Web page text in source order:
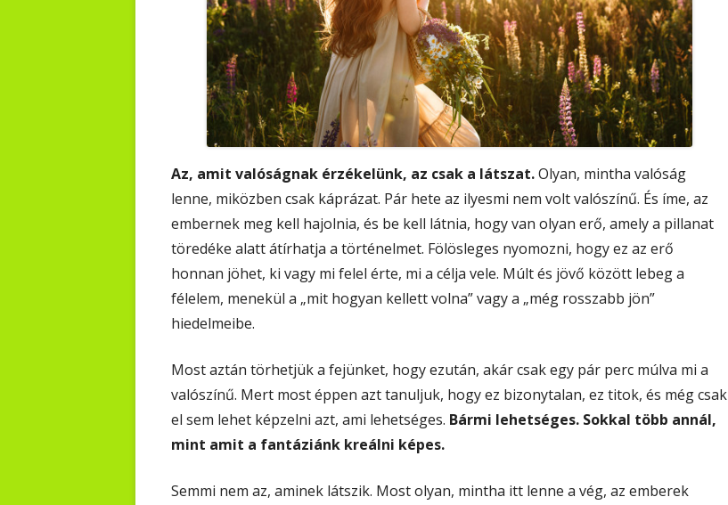
Az, amit valóságnak érzékelünk, az csak a látszat.Olyan, mintha valóság
lenne, miközben csak káprázat. Pár hete az ilyesmi nem volt valószínű. És íme, az
embernek meg kell hajolnia, és be kell látnia, hogy van olyan erő, amely a pillanat
töredéke alatt átírhatja a történelmet. Fölösleges nyomozni, hogy ez az erő
honnan jöhet, ki vagy mi felel érte, mi a célja vele. Múlt és jövő között lebeg a
félelem, menekül a „mit hogyan kellett volna” vagy a „még rosszabb jön”
hiedelmeibe.
Most aztán törhetjük a fejünket, hogy ezután, akár csak egy pár perc múlva mi a
valószínű. Mert most éppen azt tanuljuk, hogy ez bizonytalan, ez titok, és még csak
el sem lehet képzelni azt, ami lehetséges. Bármi lehetséges. Sokkal több annál,
mint amit a fantáziánk kreálni képes.
Semmi nem az, aminek látszik. Most olyan, mintha itt lenne a vég, az emberek